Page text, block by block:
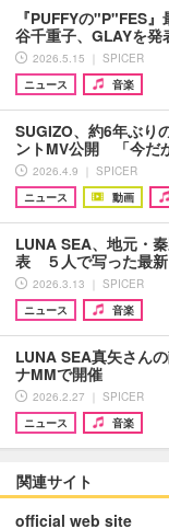
『PUFFYの"P"FES
谷千重子、GLAYを発
2026.5.15 ｜ SPICER
ニュース
音楽
SUGIZO、約6年ぶり
ントMV公開 「今だ
2026.4.9 ｜ SPICER
ニュース
動画
LUNA SEA、地元・
表 ５人で写った最新
2026.3.13 ｜ SPICER
ニュース
音楽
LUNA SEA真矢さん
ナMMで開催
2026.2.27 ｜ SPICER
ニュース
音楽
関連サイト
official web site